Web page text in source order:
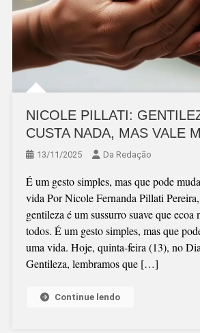
NICOLE PILLATI:
CUSTA NADA, MAS VALE
13/11/2025 Da Redação
É um gesto simples, mas que pode
vida Por Nicole Fernanda Pillati
gentileza é um sussurro suave que ecoa
todos. É um gesto simples, mas que
uma vida. Hoje, quinta-feira (13), no
Gentileza, lembramos que […]
Continue lendo